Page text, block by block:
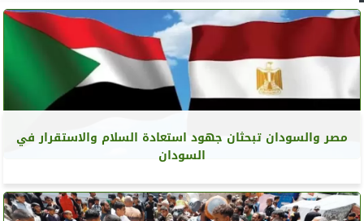
مصر والسودان تبحثان جهود استعادة السلام والاستقرار في
السودان